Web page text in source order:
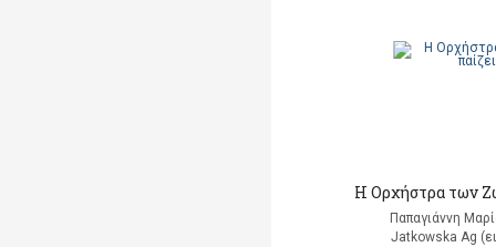
Η Ορχήστρα των
Παπαγιάννη
Jatkowska Ag